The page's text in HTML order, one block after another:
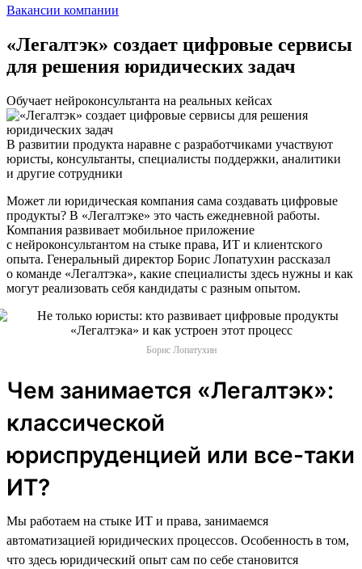
Вакансии компании
«Легалтэк» создает цифровые сервисы
для решения юридических задач
Обучает нейроконсультанта на реальных кейсах
В развитии продукта наравне с разработчиками участвуют
юристы, консультанты, специалисты поддержки, аналитики
и другие сотрудники
Может ли юридическая компания сама создавать цифровые
продукты? В «Легалтэке» это часть ежедневной работы.
Компания развивает мобильное приложение
с нейроконсультантом на стыке права, ИТ и клиентского
опыта. Генеральный директор Борис Лопатухин рассказал
о команде «Легалтэка», какие специалисты здесь нужны и как
могут реализовать себя кандидаты с разным опытом.
Борис Лопатухин
Чем занимается «Легалтэк»:
классической
юриспруденцией или все-таки
ИТ?
Мы работаем на стыке ИТ и права, занимаемся
автоматизацией юридических процессов. Особенность в том,
что здесь юридический опыт сам по себе становится